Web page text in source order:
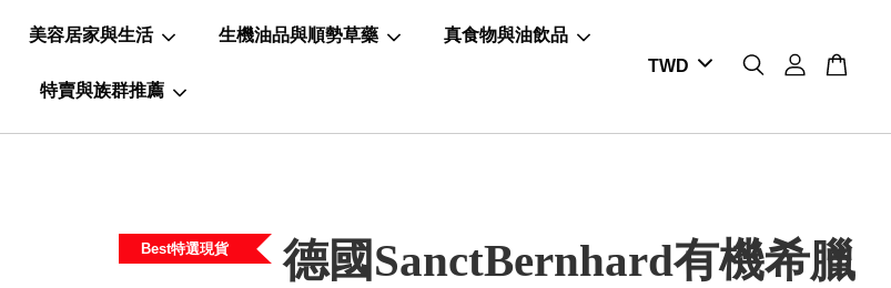
美容居家與生活 生機油品與順勢草藥 真食物與油飲品
特賣與族群推薦
Best特選現貨
德國SanctBernhard有機希臘